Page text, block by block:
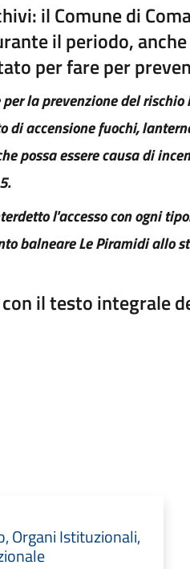
il Comune di
il periodo,
per fare per
la prevenzione del
di accensione fuochi,
possa essere causa di
.
l'accesso con ogni
balneare Le Piramidi allo
il testo integrale
Organi Istituzionali,